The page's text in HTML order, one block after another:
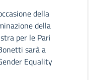
della
della
per le Pari
sarà a
Equality